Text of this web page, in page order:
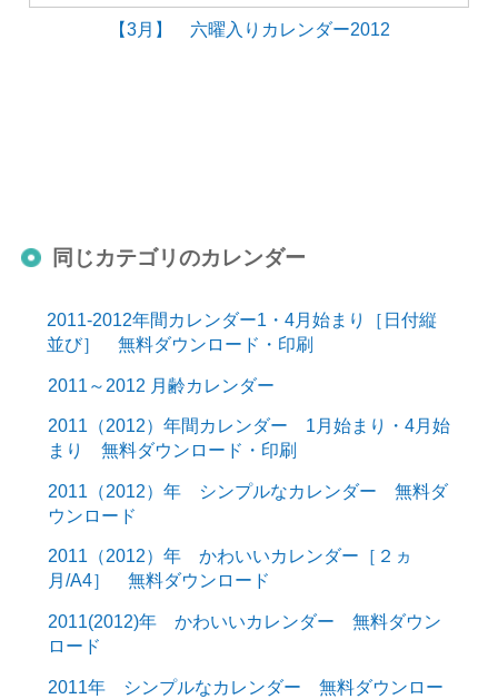
【3月】 六曜入りカレンダー2012
同じカテゴリのカレンダー
2011-2012年間カレンダー1・4月始まり［日付縦
並び］ 無料ダウンロード・印刷
2011～2012 月齢カレンダー
2011（2012）年間カレンダー 1月始まり・4月始
まり 無料ダウンロード・印刷
2011（2012）年 シンプルなカレンダー 無料ダ
ウンロード
2011（2012）年 かわいいカレンダー［２ヵ
月/A4］ 無料ダウンロード
2011(2012)年 かわいいカレンダー 無料ダウン
ロード
2011年 シンプルなカレンダー 無料ダウンロー